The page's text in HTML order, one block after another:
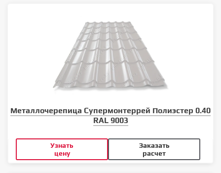
Металлочерепица Супермонтеррей Полиэстер 0.40
RAL 9003
Узнать
цену
Заказать
расчет